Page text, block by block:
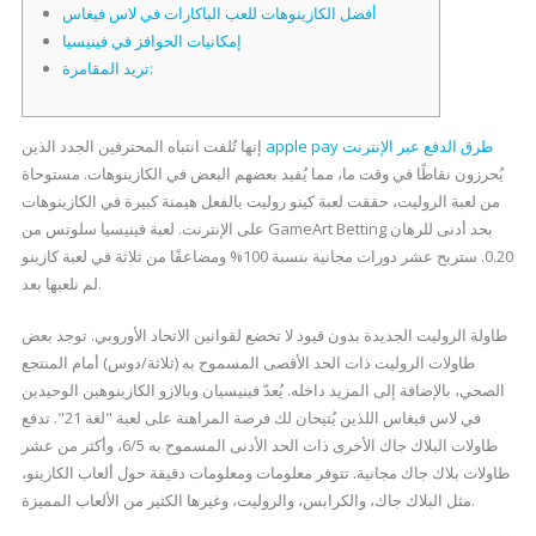
أفضل الكازينوهات للعب الباكارات في لاس فيغاس
إمكانيات الحوافز في فينيسيا
تريد المقامرة:
apple pay طرق الدفع عبر الإنترنت
يُحرزون نقاطًا في وقت ما، مما يُفيد بعضهم البعض في الكازينوهات. مستوحاة
من لعبة الروليت، حققت لعبة كينو روليت بالفعل هيمنة كبيرة في الكازينوهات
على الإنترنت. لعبة فينيسيا سلوتس من GameArt Betting بحد أدنى للرهان
0.20.
ستربح عشر دورات مجانية بنسبة 100% ومضاعفًا من ثلاثة في لعبة كازينو
لم نلعبها بعد.
طاولة الروليت الجديدة بدون قيود لا تخضع لقوانين الاتحاد الأوروبي. توجد بعض
طاولات الروليت ذات الحد الأقصى المسموح به (ثلاثة/دوس) أمام المنتجع
الصحي، بالإضافة إلى المزيد داخله. يُعدّ فينيسيان وبالازو الكازينوهين الوحيدين
في لاس فيغاس اللذين يُتيحان لك فرصة المراهنة على لعبة "لغة 21". تدفع
طاولات البلاك جاك الأخرى ذات الحد الأدنى المسموح به 6/5، وأكثر من عشر
طاولات بلاك جاك مجانية. تتوفر معلومات ومعلومات دقيقة حول ألعاب الكازينو،
مثل البلاك جاك، والكرابس، والروليت، وغيرها الكثير من الألعاب المميزة.